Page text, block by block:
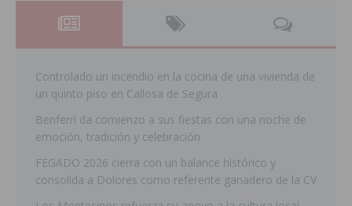
Controlado un incendio en la cocina de una vivienda de
un quinto piso en Callosa de Segura
Benferri da comienzo a sus fiestas con una noche de
emoción, tradición y celebración
FEGADO 2026 cierra con un balance histórico y
consolida a Dolores como referente ganadero de la CV